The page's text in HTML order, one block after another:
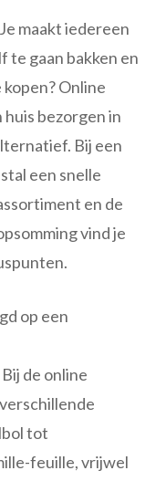
maakt iedereen
te gaan bakken en
Online
bezorgen in
Bij een
een snelle
en de
vind je
op een
de online
tot
feuille, vrijwel